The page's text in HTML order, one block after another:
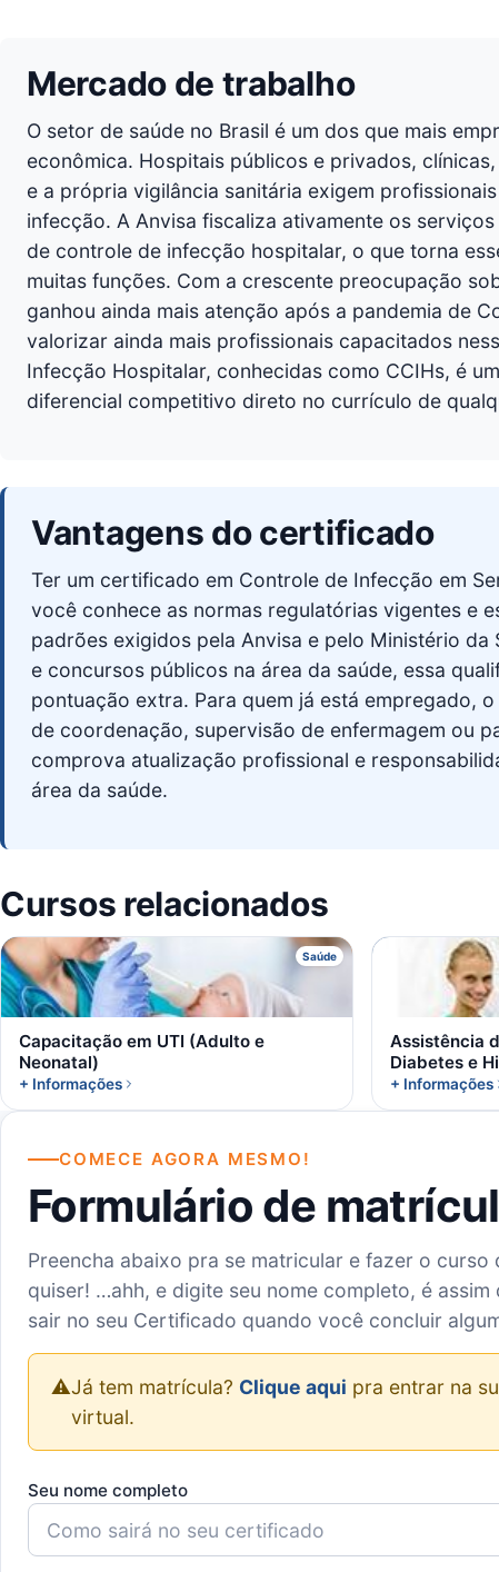
Mercado de trabalho
O setor de saúde no Brasil é um dos que mais
econômica. Hospitais públicos e privados,
e a própria vigilância sanitária exigem
infecção. A Anvisa fiscaliza ativamente os
de controle de infecção hospitalar, o que torna
muitas funções. Com a crescente preocupação
ganhou ainda mais atenção após a pandemia de
valorizar ainda mais profissionais capacitados
Infecção Hospitalar, conhecidas como CCIHs, é
diferencial competitivo direto no currículo de
Vantagens do certificado
Ter um certificado em Controle de Infecção em
você conhece as normas regulatórias vigentes e
padrões exigidos pela Anvisa e pelo Ministério
e concursos públicos na área da saúde, essa
pontuação extra. Para quem já está empregado,
de coordenação, supervisão de enfermagem ou
comprova atualização profissional e
área da saúde.
Cursos relacionados
Saúde
C
Capacitação em UTI (Adulto e
Neonatal)
+ Informações
Assistência
Diabetes e
+ Informações
COMECE AGORA MESMO!
Formulário de
Preencha abaixo pra se matricular e fazer o curso
quiser! …ahh, e digite seu nome completo, é assim
sair no seu Certificado quando você concluir
⚠️Já tem matrícula? Clique aqui pra entrar na
virtual.
Seu nome completo